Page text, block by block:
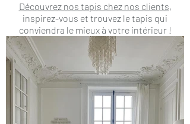
Découvrez nos tapis chez nos clients,
inspirez-vous et trouvez le tapis qui
conviendra le mieux à votre intérieur !